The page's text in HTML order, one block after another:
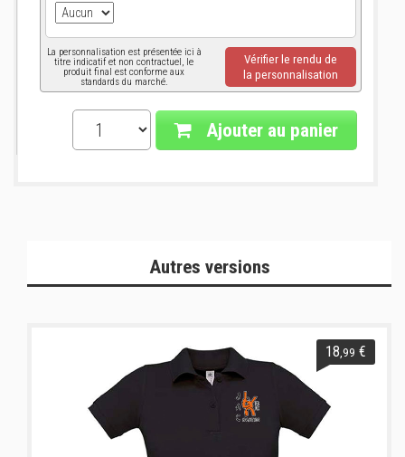
La personnalisation est présentée ici à
titre indicatif et non contractuel, le
produit final est conforme aux
standards du marché.
Vérifier le rendu de
la personnalisation
Ajouter au panier
Autres versions
18 ,99 €